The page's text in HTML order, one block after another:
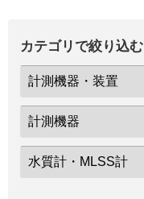
カテゴリで絞り込む